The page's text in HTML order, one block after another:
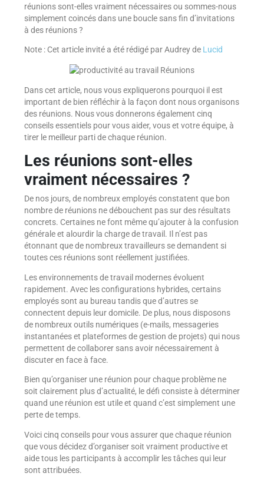
réunions sont-elles vraiment nécessaires ou sommes-nous
simplement coincés dans une boucle sans fin d’invitations
à des réunions ?
Note : Cet article invité a été rédigé par Audrey de Lucid
Dans cet article, nous vous expliquerons pourquoi il est
important de bien réfléchir à la façon dont nous organisons
des réunions. Nous vous donnerons également cinq
conseils essentiels pour vous aider, vous et votre équipe, à
tirer le meilleur parti de chaque réunion.
Les réunions sont-elles
vraiment nécessaires ?
De nos jours, de nombreux employés constatent que bon
nombre de réunions ne débouchent pas sur des résultats
concrets. Certaines ne font même qu’ajouter à la confusion
générale et alourdir la charge de travail. Il n’est pas
étonnant que de nombreux travailleurs se demandent si
toutes ces réunions sont réellement justifiées.
Les environnements de travail modernes évoluent
rapidement. Avec les configurations hybrides, certains
employés sont au bureau tandis que d’autres se
connectent depuis leur domicile. De plus, nous disposons
de nombreux outils numériques (e-mails, messageries
instantanées et plateformes de gestion de projets) qui nous
permettent de collaborer sans avoir nécessairement à
discuter en face à face.
Bien qu’organiser une réunion pour chaque problème ne
soit clairement plus d’actualité, le défi consiste à déterminer
quand une réunion est utile et quand c’est simplement une
perte de temps.
Voici cinq conseils pour vous assurer que chaque réunion
que vous décidez d’organiser soit vraiment productive et
aide tous les participants à accomplir les tâches qui leur
sont attribuées.